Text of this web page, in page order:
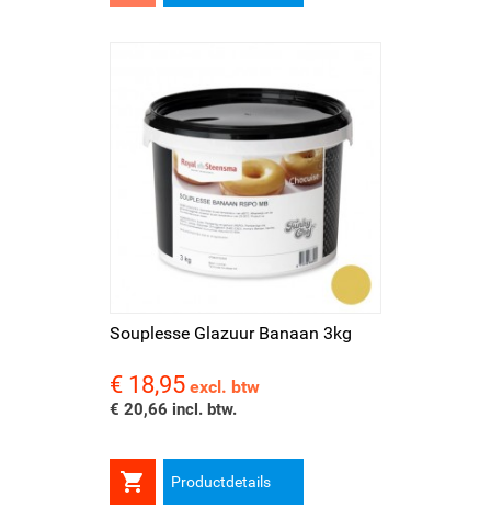
Souplesse Glazuur Banaan 3kg
Prijs
€ 18,95 excl. btw
€ 20,66 incl. btw.
 Productdetails